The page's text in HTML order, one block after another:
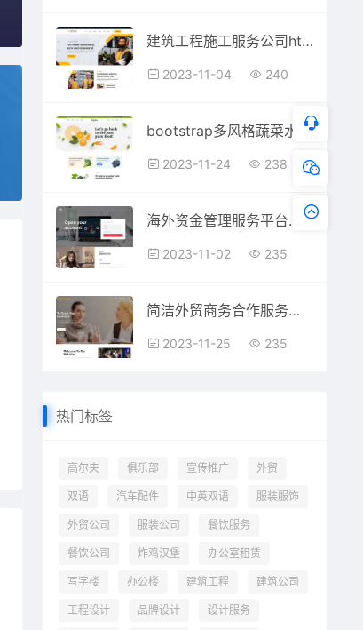
建筑工程施工服务公司html整站网页模板
2023-11-04 240
bootstrap多风格蔬菜水果商城html5网站模板
2023-11-24 238
海外资金管理服务平台静态html网站模板
2023-11-02 235
简洁外贸商务合作服务公司静态html网站模板
2023-11-25 235
热门标签
高尔夫 俱乐部 宣传推广 外贸
双语 汽车配件 中英双语 服装服饰
外贸公司 服装公司 餐饮服务
餐饮公司 炸鸡汉堡 办公室租赁
写字楼 办公楼 建筑工程 建筑公司
工程设计 品牌设计 设计服务